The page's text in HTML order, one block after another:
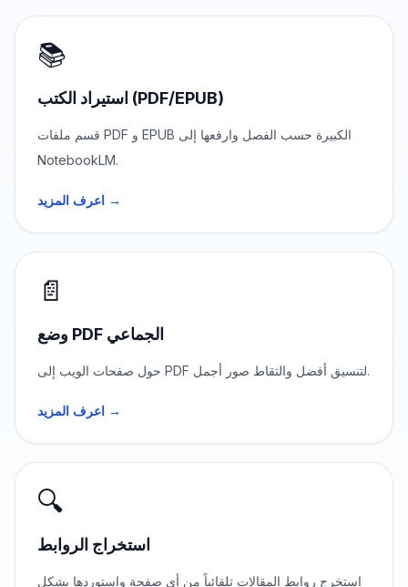
📚
استيراد الكتب (PDF/EPUB)
قسم ملفات PDF و EPUB الكبيرة حسب الفصل وارفعها إلى
NotebookLM.
اعرف المزيد →
📄
وضع PDF الجماعي
حول صفحات الويب إلى PDF لتنسيق أفضل والتقاط صور أجمل.
اعرف المزيد →
🔍
استخراج الروابط
استخرج روابط المقالات تلقائياً من أي صفحة واستوردها بشكل